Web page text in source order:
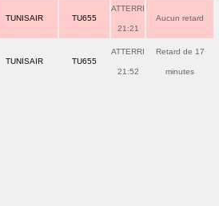
TUNISAIR TU655
ATTERRI
21:21
Aucun retard
TUNISAIR TU655
ATTERRI
21:52
Retard de 17
minutes